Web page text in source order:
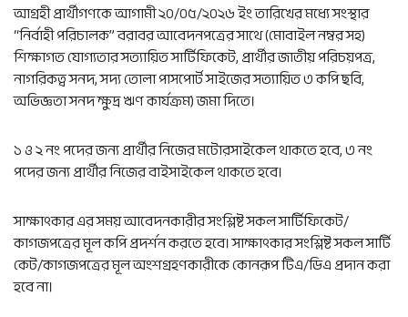
আগ্রহী প্রার্থীগণকে আগামী ২০/০৫/২০২৬ ইং তারিখের মধ্যে সংস্থার
“নির্বাহী পরিচালক” বরাবর আবেদনপত্রের সাথে (মোবাইল নম্বর সহ)
শিক্ষাগত যোগ্যতার সত্যায়িত সার্টিফিকেট, প্রার্থীর জাতীয় পরিচয়পত্র,
নাগরিকত্ব সনদ, সদ্য তোলা পাসপোর্ট সাইজের সত্যায়িত ৩ কপি ছবি,
অভিজ্ঞতা সনদ ক্ষুদ্র ঋণ কার্যক্রম) জমা দিতে।
১ ও ২ নং পদের জন্য প্রার্থীর নিজের মটোরসাইকেল থাকতে হবে, ৩ নং
পদের জন্য প্রার্থীর নিজের বাইসাইকেল থাকতে হবে।
সাক্ষাৎকার এর সময় আবেদনকারীর সংশ্লিষ্ট সকল সার্টিফিকেট/
কাগজপত্রের মূল কপি প্রদর্শন করতে হবে। সাক্ষাৎকার সংশ্লিষ্ট সকল সার্টি
কেট/কাগজপত্রের মূল অংশগ্রহণকারীকে কোনরূপ টিএ/ডিএ প্রদান করা
হবে না।